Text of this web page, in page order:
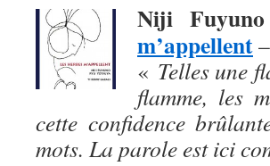
Niji
m’appellent
« Telles une
flamme, les
cette confidence
mots. La parole est ici